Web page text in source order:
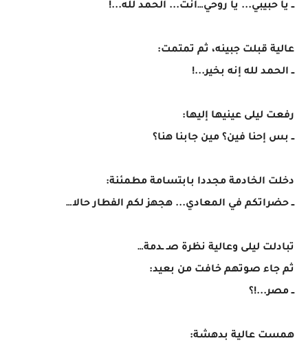
ــ يا حبيبي... يا روحي…انت... الحمد لله...!
عالية قبلت جبينه، ثم تمتمت:
ــ الحمد لله إنه بخير...!
رفعت ليلى عينيها إليها:
ــ بس إحنا فين؟ مين جابنا هنا؟
دخلت الخادمة مجددا بابتسامة مطمئنة:
ــ حضراتكم في المعادي... هجهز لكم الفطار حالا…
تبادلت ليلى وعالية نظرة صـ ـدمة…
ثم جاء صوتهم خافت من بعيد:
ــ مصر...!؟
همست عالية بدهشة: